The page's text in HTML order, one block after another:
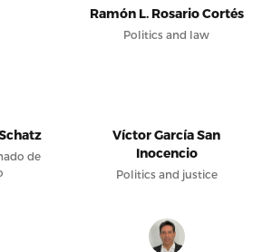
Ramón L. Rosario Cortés
Politics and law
de
Víctor García San
Inocencio
Politics and justice